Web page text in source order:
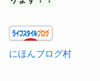
にほんブログ村